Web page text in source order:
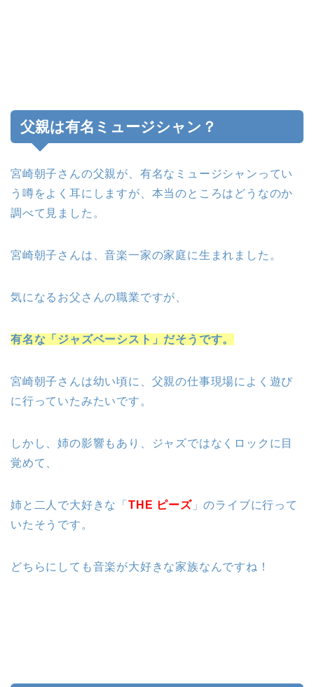
父親は有名ミュージシャン？
宮崎朝子さんの父親が、有名なミュージシャンってい
う噂をよく耳にしますが、本当のところはどうなのか
調べて見ました。
宮崎朝子さんは、音楽一家の家庭に生まれました。
気になるお父さんの職業ですが、
有名な「ジャズベーシスト」だそうです。
宮崎朝子さんは幼い頃に、父親の仕事現場によく遊び
に行っていたみたいです。
しかし、姉の影響もあり、ジャズではなくロックに目
覚めて、
姉と二人で大好きな「 THE ピーズ」のライブに行って
いたそうです。
どちらにしても音楽が大好きな家族なんですね！